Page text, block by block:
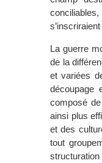
La guerre
de la
et variées
découpage
composé
ainsi plus
et des
tout